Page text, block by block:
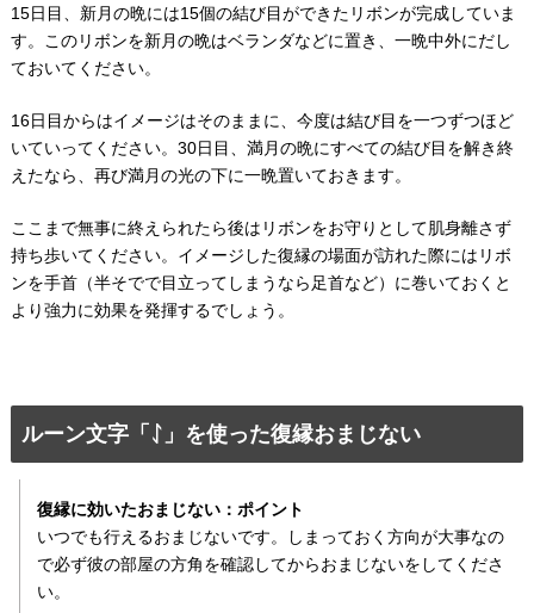
15日目、新月の晩には15個の結び目ができたリボンが完成していま
す。このリボンを新月の晩はベランダなどに置き、一晩中外にだし
ておいてください。
16日目からはイメージはそのままに、今度は結び目を一つずつほど
いていってください。30日目、満月の晩にすべての結び目を解き終
えたなら、再び満月の光の下に一晩置いておきます。
ここまで無事に終えられたら後はリボンをお守りとして肌身離さず
持ち歩いてください。イメージした復縁の場面が訪れた際にはリボ
ンを手首（半そでで目立ってしまうなら足首など）に巻いておくと
より強力に効果を発揮するでしょう。
ルーン文字「ᛇ」を使った復縁おまじない
復縁に効いたおまじない：ポイント
いつでも行えるおまじないです。しまっておく方向が大事なの
で必ず彼の部屋の方角を確認してからおまじないをしてくださ
い。